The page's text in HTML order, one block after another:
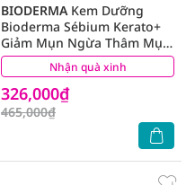
Nhận quà xinh
BIODERMAKem Dưỡng
Bioderma Sébium Kerato+
Giảm Mụn Ngừa Thâm Mụn
30ml
326,000₫
465,000₫
(1)